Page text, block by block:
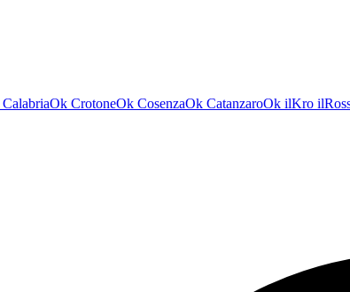
CalabriaOk CrotoneOk CosenzaOk CatanzaroOk ilKro